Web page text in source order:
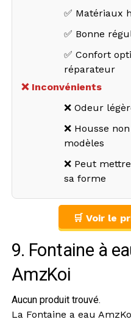
✅ Matériaux
✅ Bonne
✅ Confort
réparateur
❌ Inconvénients
❌ Odeur
❌ Housse
modèles
❌ Peut
sa forme
🛒 Voir le
9. Fontaine à
AmzKoi
Aucun produit trouvé.
La Fontaine a eau